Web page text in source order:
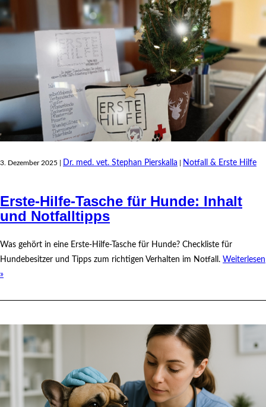
3. Dezember 2025 | Dr. med. vet. Stephan Pierskalla Notfall & Erste Hilfe
Erste-Hilfe-Tasche für Hunde: Inhalt
und Notfalltipps
Was gehört in eine Erste-Hilfe-Tasche für Hunde? Checkliste für
Hundebesitzer und Tipps zum richtigen Verhalten im Notfall. Weiterlesen
»